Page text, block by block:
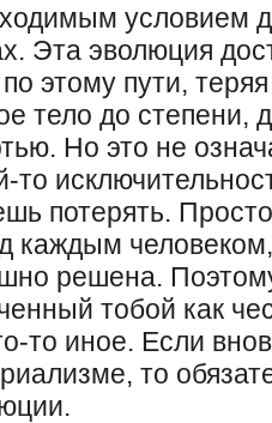
условием
Эта эволюция
этому пути,
тело до степени,
Но это не
то
потерять.
каждым
решена.
тобой как
то иное. Если
то